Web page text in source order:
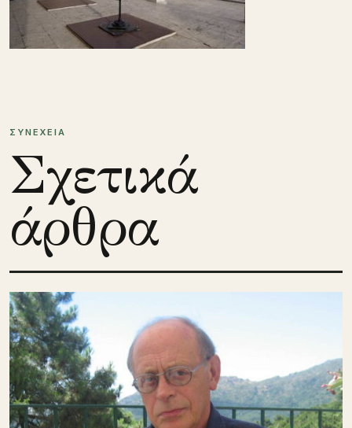
ΣΥΝΕΧΕΙΑ
Σχετικά
άρθρα